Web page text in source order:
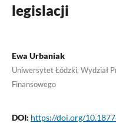
legislacji
Ewa Urbaniak
Uniwersytet Łódzki, Wydział
Finansowego
DOI: https://doi.org/